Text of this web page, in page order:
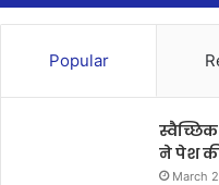
Popular
ने पेश
March